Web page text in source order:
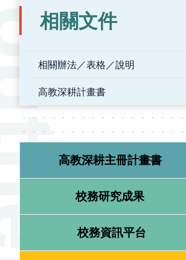
相關文件
相關辦法／表格／說明
高教深耕計畫書
高教深耕主冊計畫書
校務研究成果
校務資訊平台